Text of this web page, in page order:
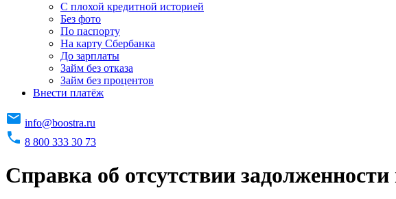
C плохой кредитной историей
Без фото
По паспорту
На карту Сбербанка
До зарплаты
Займ без отказа
Займ без процентов
Внести платёж
info@boostra.ru
8 800 333 30 73
Справка об отсутствии задолженности